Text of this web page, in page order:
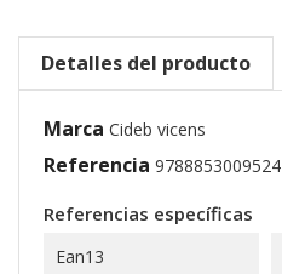
Detalles del producto
Marca Cideb vicens
Referencia 9788853009524
Referencias específicas
Ean13